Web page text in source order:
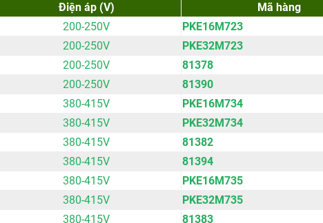
Điện áp (V)
Mã hàng
200-250V
PKE16M723
200-250V
PKE32M723
200-250V
81378
200-250V
81390
380-415V
PKE16M734
380-415V
PKE32M734
380-415V
81382
380-415V
81394
380-415V
PKE16M735
380-415V
PKE32M735
380-415V
81383